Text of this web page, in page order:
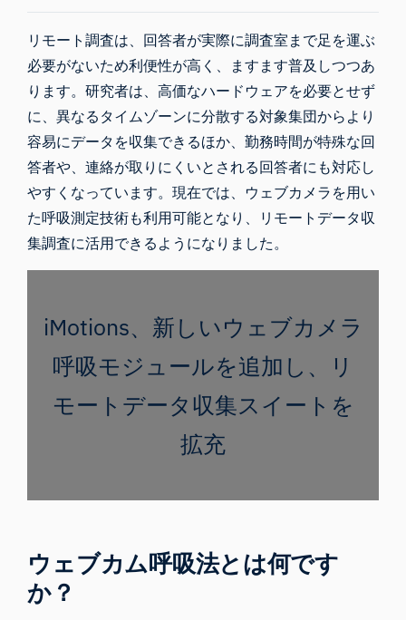
リモート調査は、回答者が実際に調査室まで足を運ぶ
必要がないため利便性が高く、ますます普及しつつあ
ります。研究者は、高価なハードウェアを必要とせず
に、異なるタイムゾーンに分散する対象集団からより
容易にデータを収集できるほか、勤務時間が特殊な回
答者や、連絡が取りにくいとされる回答者にも対応し
やすくなっています。現在では、ウェブカメラを用い
た呼吸測定技術も利用可能となり、リモートデータ収
集調査に活用できるようになりました。
iMotions、新しいウェブカメラ
呼吸モジュールを追加し、リ
モートデータ収集スイートを
拡充
ウェブカム呼吸法とは何です
か？